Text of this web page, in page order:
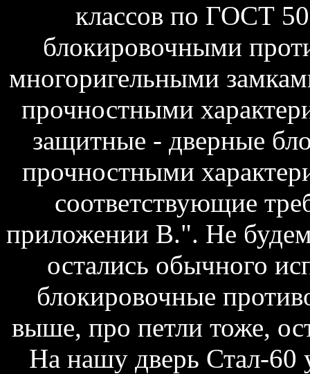
классов по ГОСТ
блокировочными
многоригельными
прочностными
защитные - дверные
прочностными
соответствующие
приложении В.". Не будем
остались обычного
блокировочные
выше, про петли тоже,
На нашу дверь Стал-60